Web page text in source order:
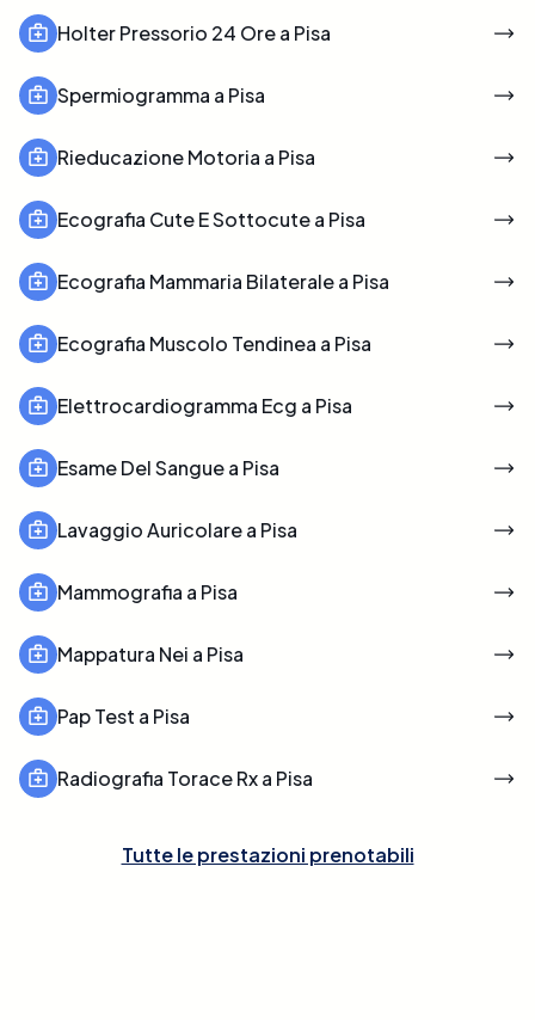
Holter Pressorio 24 Ore a Pisa
Spermiogramma a Pisa
Rieducazione Motoria a Pisa
Ecografia Cute E Sottocute a Pisa
Ecografia Mammaria Bilaterale a Pisa
Ecografia Muscolo Tendinea a Pisa
Elettrocardiogramma Ecg a Pisa
Esame Del Sangue a Pisa
Lavaggio Auricolare a Pisa
Mammografia a Pisa
Mappatura Nei a Pisa
Pap Test a Pisa
Radiografia Torace Rx a Pisa
Tutte le prestazioni prenotabili